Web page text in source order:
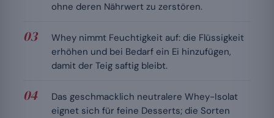
ohne deren Nährwert zu zerstören.
Whey nimmt Feuchtigkeit auf: die Flüssigkeit
erhöhen und bei Bedarf ein Ei hinzufügen,
damit der Teig saftig bleibt.
Das geschmacklich neutralere Whey-Isolat
eignet sich für feine Desserts; die Sorten